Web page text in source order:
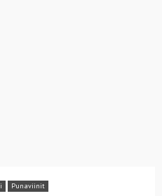
Punaviinit